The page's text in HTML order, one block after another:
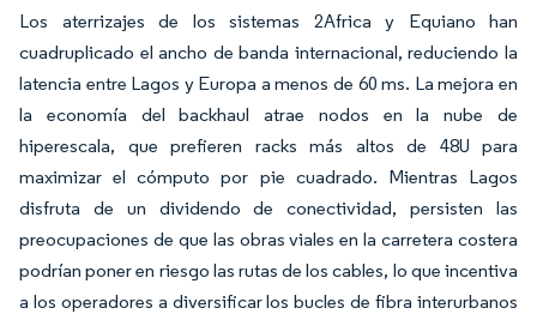
Los aterrizajes de los sistemas 2Africa y Equiano han
cuadruplicado el ancho de banda internacional, reduciendo la
latencia entre Lagos y Europa a menos de 60 ms. La mejora en
la economía del backhaul atrae nodos en la nube de
hiperescala, que prefieren racks más altos de 48U para
maximizar el cómputo por pie cuadrado. Mientras Lagos
disfruta de un dividendo de conectividad, persisten las
preocupaciones de que las obras viales en la carretera costera
podrían poner en riesgo las rutas de los cables, lo que incentiva
a los operadores a diversificar los bucles de fibra interurbanos